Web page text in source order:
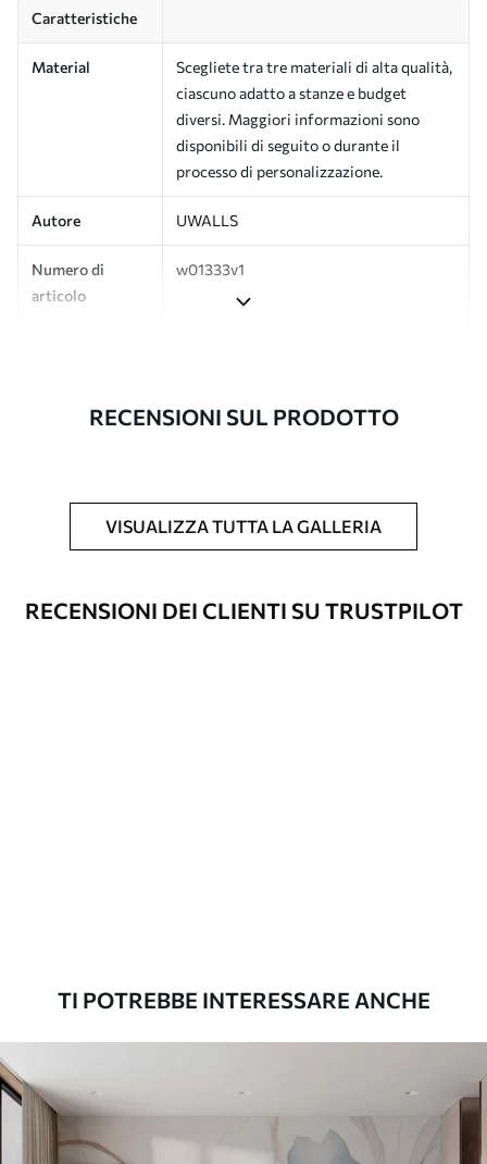
Caratteristiche
Material
Scegliete tra tre materiali di alta qualità,
ciascuno adatto a stanze e budget
diversi. Maggiori informazioni sono
disponibili di seguito o durante il
processo di personalizzazione.
Autore UWALLS
Numero di
articolo
w01333v1
Pulizia
La carta da parati può essere pulita
Le carte da parati con finitura a vernice
possono essere pulite con acqua.
Vinile Premium
65.0039.00€/m²
Peel and Stick
.6749.00 /m²
RECENSIONI SUL PRODOTTO
VISUALIZZA TUTTA LA GALLERIA
RECENSIONI DEI CLIENTI SU TRUSTPILOT
TI POTREBBE INTERESSARE ANCHE